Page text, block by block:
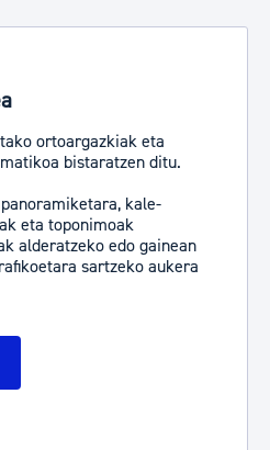
ortoargazkiak eta
bistaratzen ditu.
kale-
eta toponimoak
alderatzeko edo gainean
sartzeko aukera